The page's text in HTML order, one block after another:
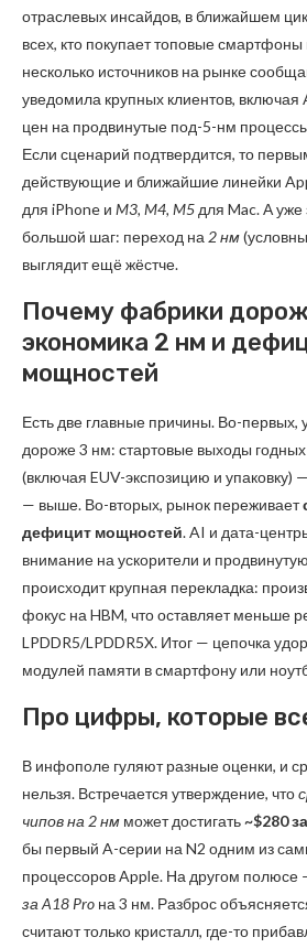
отраслевых инсайдов, в ближайшем
всех, кто покупает топовые смартфоны
несколько источников на рынке
уведомила крупных клиентов,
цен на продвинутые под-5-нм
Если сценарий подтвердится, то
действующие и ближайшие линейки
для iPhone и M3, M4, M5 для Mac. А
большой шаг: переход на 2 нм
выглядит ещё жёстче.
Почему фабрики
экономика 2 нм и
мощностей
Есть две главные причины. Во-первых,
дороже 3 нм: стартовые выходы
(включая EUV-экспозицию и упаковку)
— выше. Во-вторых, рынок переживает
дефицит мощностей. AI и дата-
внимание на ускорители и
происходит крупная перекладка:
фокус на HBM, что оставляет меньше
LPDDR5/LPDDR5X. Итог — цепочка
модулей памяти в смартфону или
Про цифры, которые
В инфополе гуляют разные оценки, и
нельзя. Встречается утверждение, что
чипов на 2 нм может достигать~$280
бы первый A-серии на N2 одним из
процессоров Apple. На другом
за A18 Pro на 3 нм. Разброс
считают только кристалл, где-то